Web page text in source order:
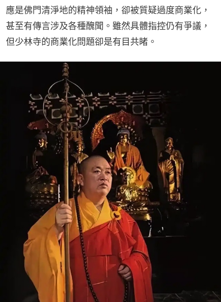
應是佛門清淨地的精神領袖，卻被質疑過度商業化，
甚至有傳言涉及各種醜聞。雖然具體指控仍有爭議，
但少林寺的商業化問題卻是有目共睹。